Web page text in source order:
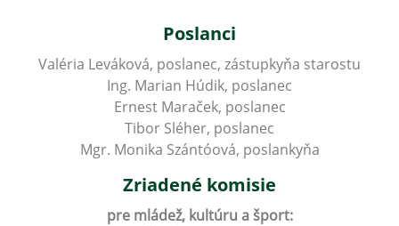
Poslanci
Valéria Leváková, poslanec, zástupkyňa starostu
Ing. Marian Húdik, poslanec
Ernest Maraček, poslanec
Tibor Sléher, poslanec
Mgr. Monika Szántóová, poslankyňa
Zriadené komisie
pre mládež, kultúru a šport: